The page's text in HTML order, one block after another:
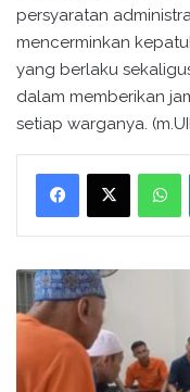
persyaratan
mencerminkan
yang berlaku
dalam memberikan
setiap warganya.
WhatsApp
M
e
n
t